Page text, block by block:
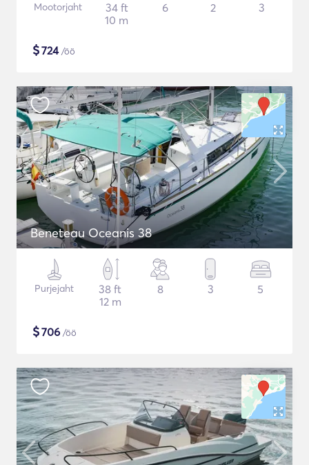
Mootorjaht
34 ft
10 m
6 2 3
$724/öö
Beneteau Oceanis 38
Purjejaht
38 ft
12 m
8 3 5
$706 /öö